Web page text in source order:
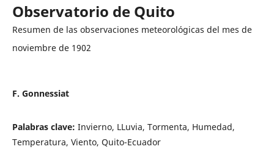
Observatorio de Quito
Resumen de las observaciones meteorológicas del mes de
noviembre de 1902
F. Gonnessiat
Palabras clave: Invierno, LLuvia, Tormenta, Humedad,
Temperatura, Viento, Quito-Ecuador